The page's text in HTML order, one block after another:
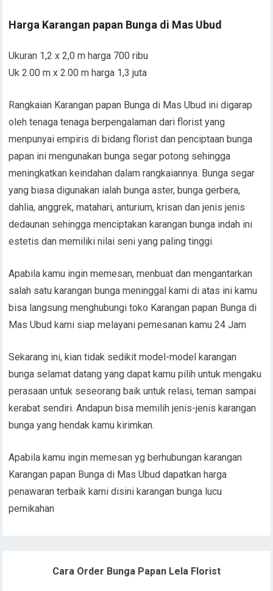
Harga Karangan papan Bunga di Mas Ubud
Ukuran 1,2 x 2,0 m harga 700 ribu
Uk 2.00 m x 2.00 m harga 1,3 juta
Rangkaian Karangan papan Bunga di Mas Ubud ini digarap
oleh tenaga tenaga berpengalaman dari florist yang
menpunyai empiris di bidang florist dan penciptaan bunga
papan ini mengunakan bunga segar potong sehingga
meningkatkan keindahan dalam rangkaiannya. Bunga segar
yang biasa digunakan ialah bunga aster, bunga gerbera,
dahlia, anggrek, matahari, anturium, krisan dan jenis jenis
dedaunan sehingga menciptakan karangan bunga indah ini
estetis dan memiliki nilai seni yang paling tinggi.
Apabila kamu ingin memesan, menbuat dan mengantarkan
salah satu karangan bunga meninggal kami di atas ini kamu
bisa langsung menghubungi toko Karangan papan Bunga di
Mas Ubud kami siap melayani pemesanan kamu 24 Jam
Sekarang ini, kian tidak sedikit model-model karangan
bunga selamat datang yang dapat kamu pilih untuk mengaku
perasaan untuk seseorang baik untuk relasi, teman sampai
kerabat sendiri. Andapun bisa memilih jenis-jenis karangan
bunga yang hendak kamu kirimkan.
Apabila kamu ingin memesan yg berhubungan karangan
Karangan papan Bunga di Mas Ubud dapatkan harga
penawaran terbaik kami disini karangan bunga lucu
pernikahan
Cara Order Bunga Papan Lela Florist